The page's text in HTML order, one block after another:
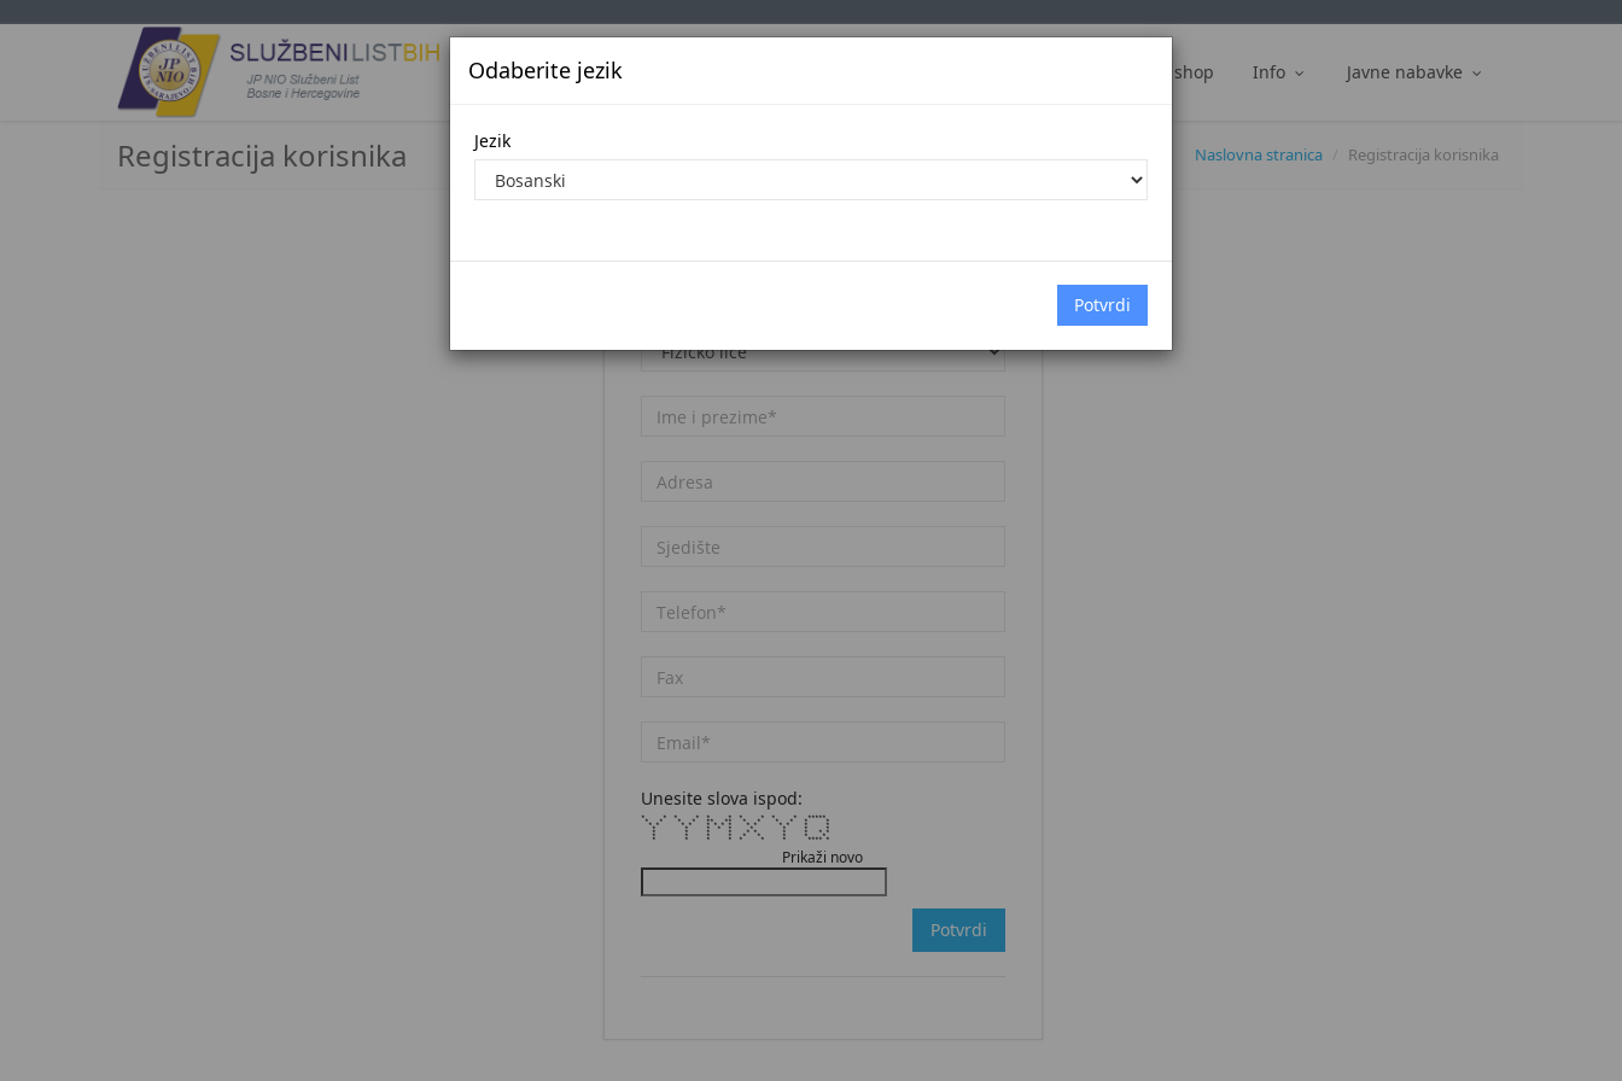
Jezik Službena glasila Web shop Info Javne nabavke
Odaberite jezik
Jezik
Registracija korisnika Naslovna stranica Registracija korisnika
Unesite slova ispod:
* * * * * * * * * * *****
* * * * ** ** * * * * * *
* * * * * * * * * * * * * *
* * * * * * * * *
* * * * * * * * * *
* * * * * * * * *
* * * * * * * **** *
Prikaži novo
Potvrdi